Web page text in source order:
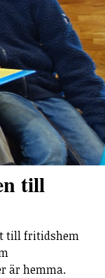
till
till fritidshem
är hemma.